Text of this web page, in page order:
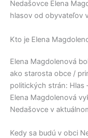
Nedašovce Elena
hlasov od obyvateľov
Kto je Elena
Elena Magdolenová
ako starosta obce /
politických strán: Hlas
Elena Magdolenová
Nedašovce v
Kedy sa budú v obci